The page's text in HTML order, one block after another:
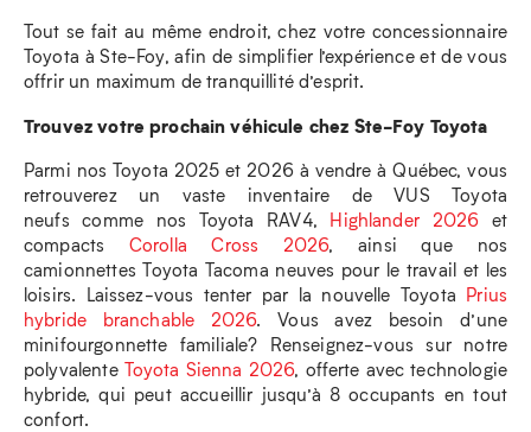
Tout se fait au même endroit, chez votre concessionnaire
Toyota à Ste-Foy, afin de simplifier l’expérience et de vous
offrir un maximum de tranquillité d’esprit.
Trouvez votre prochain véhicule chez Ste-Foy Toyota
Parmi nos Toyota 2025 et 2026 à vendre à Québec, vous
retrouverez un vaste inventaire de VUS Toyota
neufs comme nos Toyota RAV4, Highlander 2026 et
compacts Corolla Cross 2026, ainsi que nos
camionnettes Toyota Tacoma neuves pour le travail et les
loisirs. Laissez-vous tenter par la nouvelle Toyota Prius
hybride branchable 2026. Vous avez besoin d’une
minifourgonnette familiale? Renseignez-vous sur notre
polyvalente Toyota Sienna 2026, offerte avec technologie
hybride, qui peut accueillir jusqu’à 8 occupants en tout
confort.